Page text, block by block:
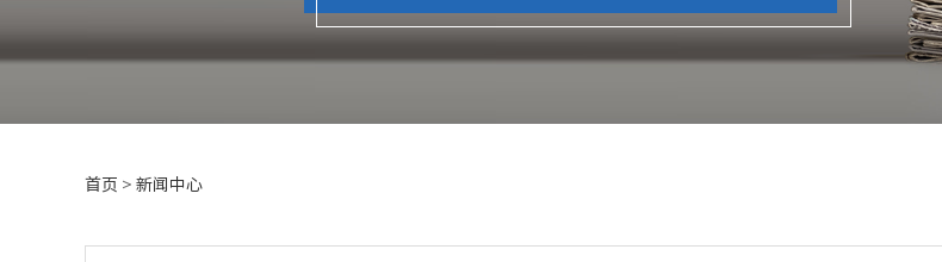
首页 > 新闻中心